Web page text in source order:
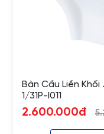
Bàn Cầu Liền Khối
1/31P-I011
2.600.000đ